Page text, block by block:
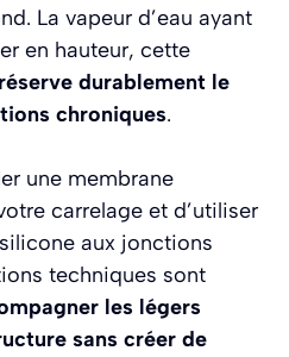
La vapeur d’eau ayant
en hauteur, cette
durablement le
chroniques.
une membrane
carrelage et d’utiliser
aux jonctions
techniques sont
les légers
sans créer de